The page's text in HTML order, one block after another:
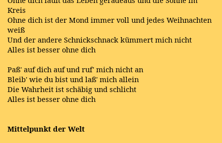
Kreis
Ohne dich ist der Mond immer voll und jedes Weihnachten
weiß
Und der andere Schnickschnack kümmert mich nicht
Alles ist besser ohne dich
Paß' auf dich auf und ruf' mich nicht an
Bleib' wie du bist und laß' mich allein
Die Wahrheit ist schäbig und schlicht
Alles ist besser ohne dich
Mittelpunkt der Welt